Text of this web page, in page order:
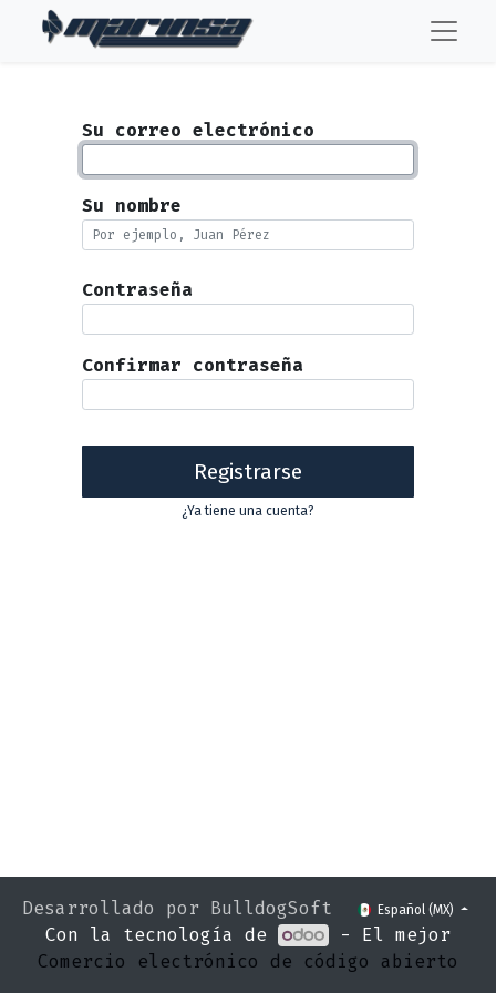
Su correo electrónico
Su nombre
Contraseña
Confirmar contraseña
Registrarse
¿Ya tiene una cuenta?
Desarrollado por BulldogSoft Español (MX)
Con la tecnología de
- El mejor
Comercio electrónico de código abierto